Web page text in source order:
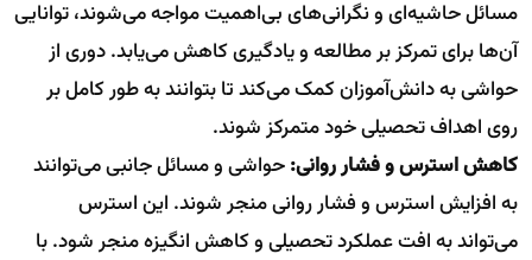
مسائل حاشیه‌ای و نگرانی‌های بی‌اهمیت مواجه می‌شوند، توانایی
آن‌ها برای تمرکز بر مطالعه و یادگیری کاهش می‌یابد. دوری از
حواشی به دانش‌آموزان کمک می‌کند تا بتوانند به طور کامل بر
روی اهداف تحصیلی خود متمرکز شوند.
کاهش استرس و فشار روانی:حواشی و مسائل جانبی می‌توانند
به افزایش استرس و فشار روانی منجر شوند. این استرس
می‌تواند به افت عملکرد تحصیلی و کاهش انگیزه منجر شود. با